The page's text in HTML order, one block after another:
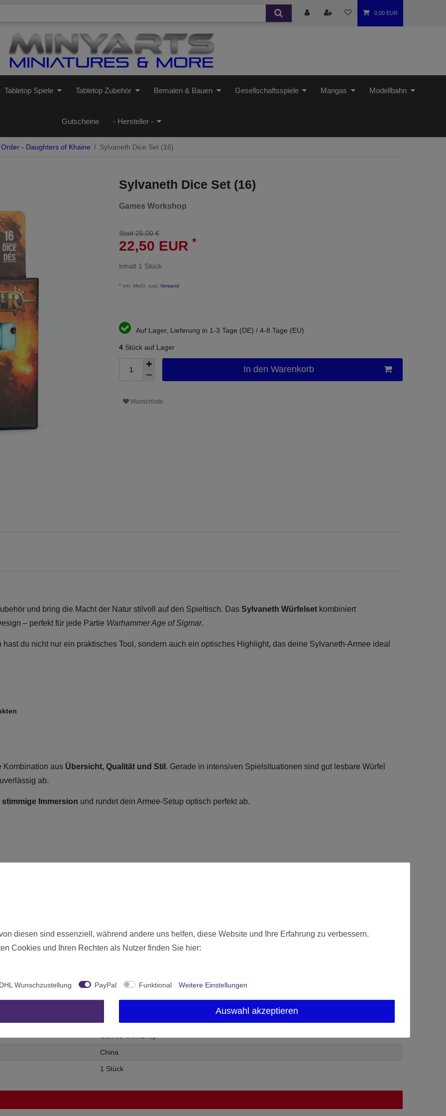
0,00 EUR
Tabletop Spiele Tabletop Zubehör Bemalen & Bauen Gesellschaftsspiele Mangas Modellbahn
Gutscheine - Hersteller -
Order - Daughters of Khaine Sylvaneth Dice Set (16)
Sylvaneth Dice Set (16)
Games Workshop
Statt 25,00 €
22,50 EUR *
Inhalt 1 Stück
* inkl. MwSt. zzgl. Versand
Auf Lager, Lieferung in 1-3 Tage (DE) / 4-8 Tage (EU)
4 Stück auf Lager
In den Warenkorb
Wunschliste
und bring die Macht der Natur stilvoll auf den Spieltisch. Das Sylvaneth Würfelset kombiniert
– perfekt für jede Partie Warhammer Age of Sigmar.
du nicht nur ein praktisches Tool, sondern auch ein optisches Highlight, das deine Sylvaneth-Armee ideal
Kombination aus Übersicht, Qualität und Stil . Gerade in intensiven Spielsituationen sind gut lesbare Würfel
ab.
stimmige Immersion und rundet dein Armee-Setup optisch perfekt ab.
Neu
26117
Games Workshop
China
1 Stück
diesen sind essenziell, während andere uns helfen, diese Website und Ihre Erfahrung zu verbessern.
Cookies und Ihren Rechten als Nutzer finden Sie hier:
DHL Wunschzustellung PayPal Funktional Weitere Einstellungen
Auswahl akzeptieren